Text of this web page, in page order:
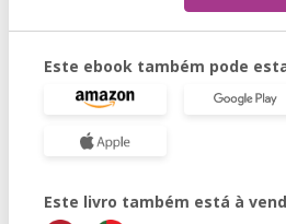
Este ebook também pode
Este livro também está à